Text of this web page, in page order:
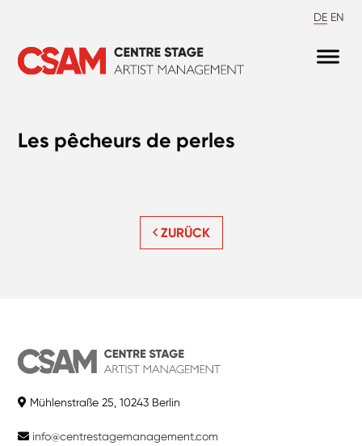
DE EN
Les pêcheurs de perles
ZURÜCK
Mühlenstraße 25, 10243 Berlin
info@centrestagemanagement.com